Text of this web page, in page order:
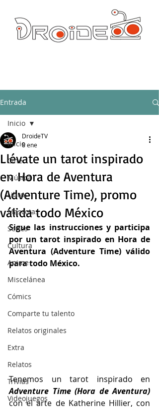
Entrada
Inicio
Cine
Música
Libros
Mascotas
Series
Cultura
Anime
Miscelánea
Cómics
Comparte tu talento
Relatos originales
Extra
Relatos
Trivias
Videojuegos
Inicio
Llévate un tarot inspirado
en Hora de Aventura
(Adventure Time), promo
válida todo México
DroideTV
8 ene
Sigue las instrucciones y participa
por un tarot inspirado en Hora de
Aventura (Adventure Time) válido
para todo México.
con el arte de Katherine Hillier, con